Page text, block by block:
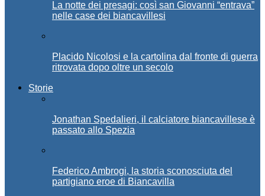
La notte dei presagi: così san Giovanni “entrava”
nelle case dei biancavillesi
Placido Nicolosi e la cartolina dal fronte di guerra
ritrovata dopo oltre un secolo
Storie
Jonathan Spedalieri, il calciatore biancavillese è
passato allo Spezia
Federico Ambrogi, la storia sconosciuta del
partigiano eroe di Biancavilla